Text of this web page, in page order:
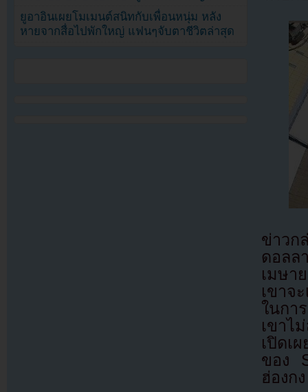
ข่าว
ดอล
เมษา
เขาจ
ในกา
เขาไ
เปิดเ
ของ
ฮ่องกง
ยูอาอินเผยโมเมนต์สนิทกับเพื่อนหนุ่ม หลัง
หายจากสื่อไปพักใหญ่ แฟนๆจับตาชีวิตล่าสุด